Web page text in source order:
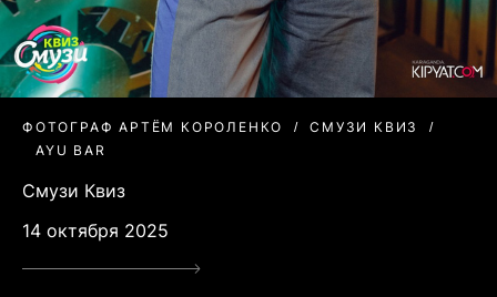
ФОТОГРАФ АРТЁМ КОРОЛЕНКО
СМУЗИ КВИЗ
AYU BAR
Смузи Квиз
14 октября 2025